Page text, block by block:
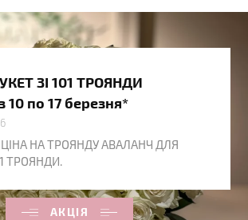
АКЦІЯ
ЗІ 101 ТРОЯНДИ
по 17 березня*
НА ТРОЯНДУ АВАЛАНЧ ДЛЯ
ТРОЯНДИ.